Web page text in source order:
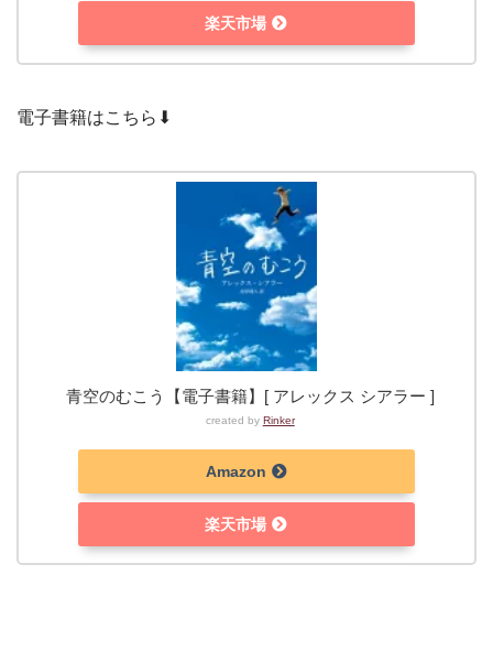
楽天市場
電子書籍はこちら⬇︎
青空のむこう【電子書籍】[ アレックス シアラー ]
created by Rinker
Amazon
楽天市場